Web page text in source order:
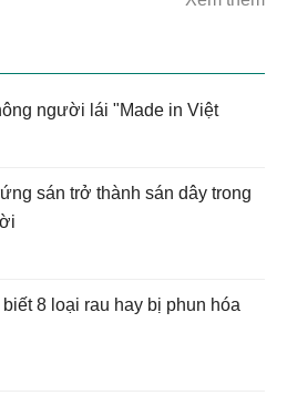
người lái "Made in Việt
sán trở thành sán dây trong
8 loại rau hay bị phun hóa